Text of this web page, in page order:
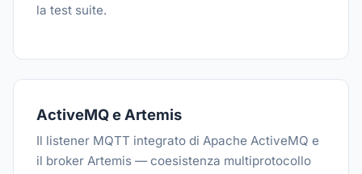
la test suite.
ActiveMQ e Artemis
Il listener MQTT integrato di Apache ActiveMQ e
il broker Artemis — coesistenza multiprotocollo